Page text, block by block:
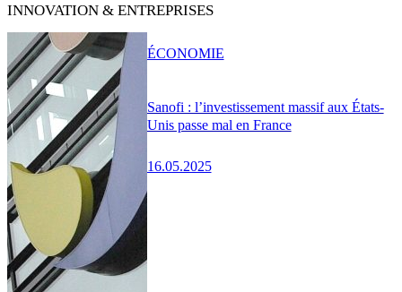
INNOVATION & ENTREPRISES
Sanofi : l’investissement massif aux États-
Unis passe mal en France
16.05.2025
ÉCONOMIE